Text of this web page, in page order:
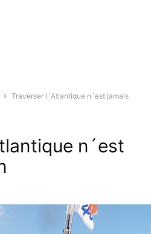
Traverser l´Atlantique n´est jamais
n´est